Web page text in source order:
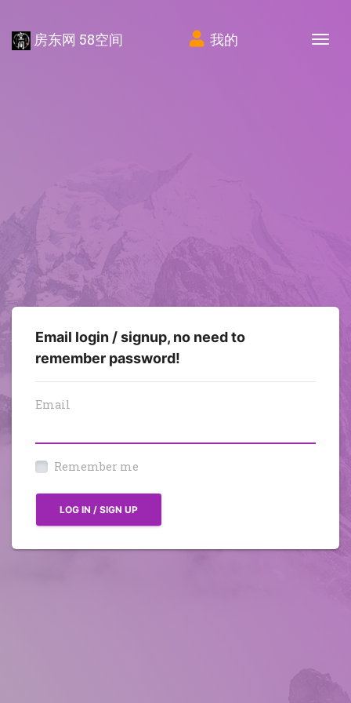
房东网 58空间 我的
Email login / signup, no need to
remember password!
Email
Remember me
LOG IN / SIGN UP